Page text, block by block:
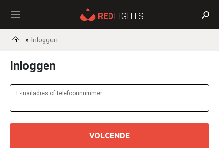
Inloggen
Inloggen
E-mailadres of telefoonnummer
VOLGENDE